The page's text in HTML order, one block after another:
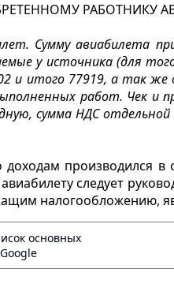
РАБОТНИКУ
Сумму авиабилета
у источника (для
и итого 77919, а так
работ. Чек и
сумма НДС
производился в
следует
налогообложению,
основных